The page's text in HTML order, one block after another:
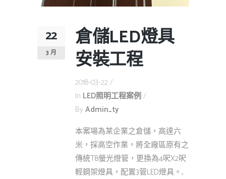
22
3 月
倉儲LED燈具
安裝工程
2018-03-22
In LED照明工程案例
By Admin_ty
本案場為某企業之倉儲，高達六
米，採高空作業，將全廠區原有之
傳統T8螢光燈管，更換為4呎X2呎
輕鋼架燈具，配置3管LED燈具。...